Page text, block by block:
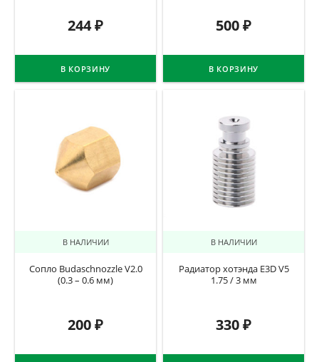
244₽
В КОРЗИНУ
500₽
В КОРЗИНУ
В НАЛИЧИИ
Сопло Budaschnozzle V2.0
(0.3 – 0.6 мм)
200₽
В НАЛИЧИИ
Радиатор хотэнда E3D V5
1.75 / 3 мм
330₽